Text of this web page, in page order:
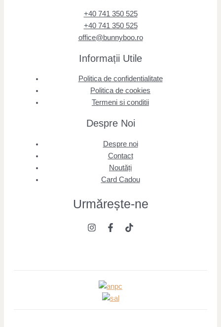
+40 741 350 525
+40 741 350 525
office@bunnyboo.ro
Informații Utile
Politica de confidentialitate
Politica de cookies
Termeni si conditii
Despre Noi
Despre noi
Contact
Noutăți
Card Cadou
Urmărește-ne